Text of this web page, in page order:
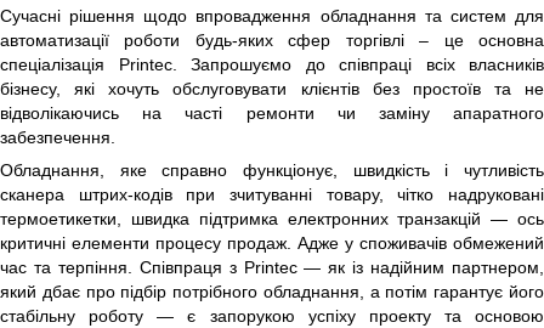
Сучасні рішення щодо впровадження обладнання та систем для
автоматизації роботи будь-яких сфер торгівлі – це основна
спеціалізація Printec. Запрошуємо до співпраці всіх власників
бізнесу, які хочуть обслуговувати клієнтів без простоїв та не
відволікаючись на часті ремонти чи заміну апаратного
забезпечення.
Обладнання, яке справно функціонує, швидкість і чутливість
сканера штрих-кодів при зчитуванні товару, чітко надруковані
термоетикетки, швидка підтримка електронних транзакцій — ось
критичні елементи процесу продаж. Адже у споживачів обмежений
час та терпіння. Співпраця з Printec — як із надійним партнером,
який дбає про підбір потрібного обладнання, а потім гарантує його
стабільну роботу — є запорукою успіху проекту та основою